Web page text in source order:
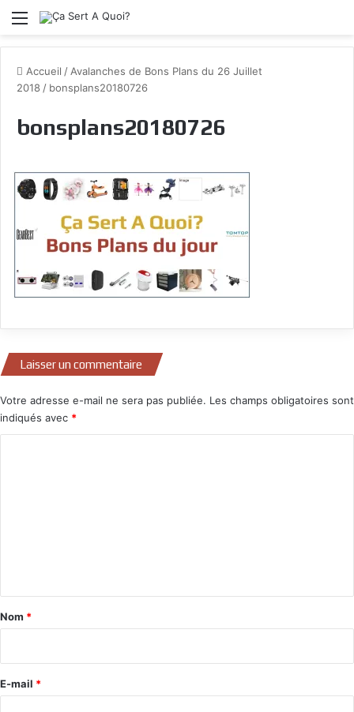
Menu
Accueil / Avalanches de Bons Plans du 26 Juillet
2018 / bonsplans20180726
bonsplans20180726
Laisser un commentaire
Votre adresse e-mail ne sera pas publiée. Les champs obligatoires sont
indiqués avec *
a
e
Nom *
E-mail *